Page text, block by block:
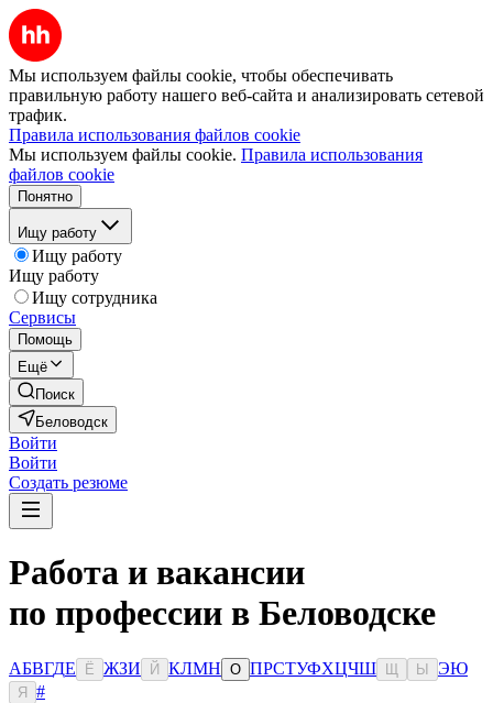
Мы используем файлы cookie, чтобы обеспечивать
правильную работу нашего веб-сайта и анализировать сетевой
трафик.
Правила использования файлов cookie
Мы используем файлы cookie. Правила использования
файлов cookie
Понятно
Ищу работу
Ищу работу
Ищу работу
Ищу сотрудника
Сервисы
Помощь
Ещё
Поиск
Беловодск
Войти
Войти
Создать резюме
Работа и вакансии
по профессии в Беловодске
АБВГДЕ Ё ЖЗИ Й КЛМН О ПРСТУФХЦЧШ Ы ЭЮ
Я
#